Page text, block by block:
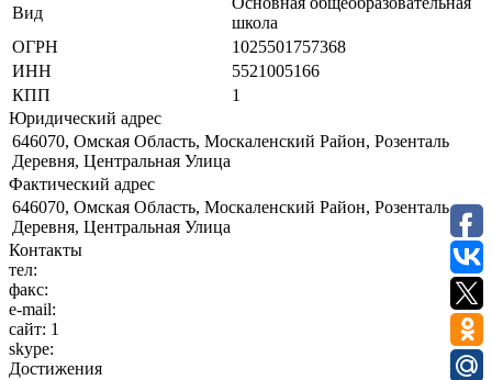
Вид
школа
ОГРН
1025501757368
ИНН
5521005166
КПП
1
Юридический адрес
646070, Омская Область, Москаленский Район, Розенталь
Деревня, Центральная Улица
Фактический адрес
646070, Омская Область, Москаленский Район, Розенталь
Деревня, Центральная Улица
Контакты
тел:
факс:
e-mail:
сайт: 1
skype:
Достижения